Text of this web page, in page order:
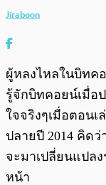
Jiraboon
ผู้หลงไหลในบิทค
รู้จักบิทคอยน์เมื่อ
ใจจริงๆเมื่อตอนเ
ปลายปี 2014 คิดว่
จะมาเปลี่ยนแปล
หน้า